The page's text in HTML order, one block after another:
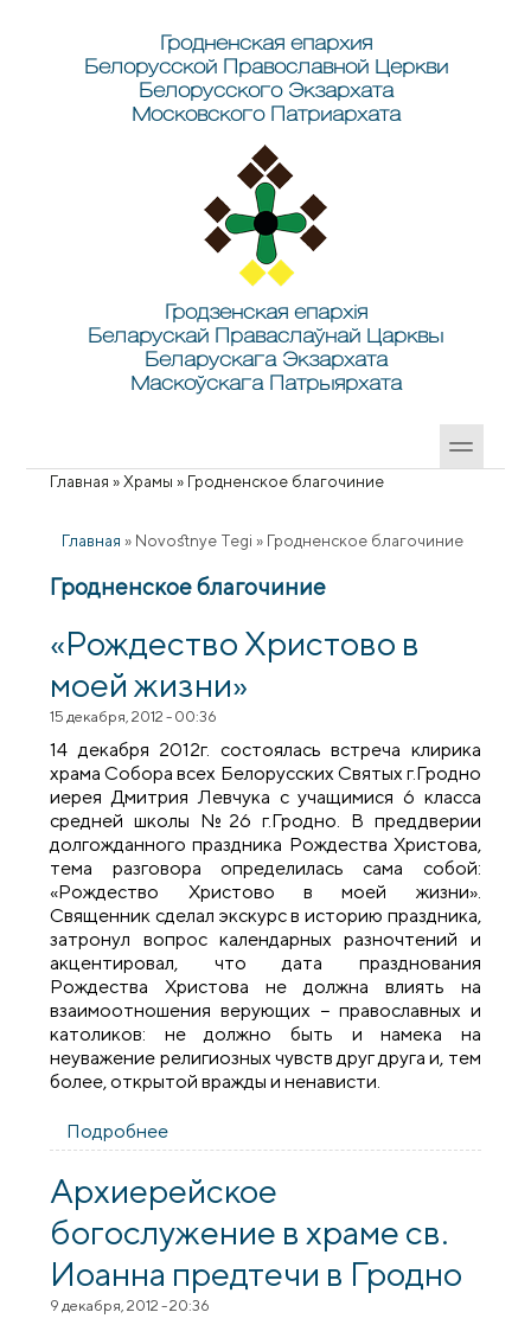
Гродненская епархия
Белорусской Православной Церкви
Белорусского Экзархата
Московского Патриархата
Гродзенская епархія
Беларускай Праваслаўнай Царквы
Беларускага Экзархата
Маскоўскага Патрыярхата
Вы здесь
Главная »Храмы » Гродненское благочиние
Главная » Novostnye Tegi » Гродненское благочиние
Гродненское благочиние
«Рождество Христово в
моей жизни»
15 декабря, 2012 - 00:36
14 декабря 2012г. состоялась встреча клирика
храма Собора всех Белорусских Святых г.Гродно
иерея Дмитрия Левчука с учащимися 6 класса
средней школы №26 г.Гродно. В преддверии
долгожданного праздника Рождества Христова,
тема разговора определилась сама собой:
«Рождество Христово в моей жизни».
Священник сделал экскурс в историю праздника,
затронул вопрос календарных разночтений и
акцентировал, что дата празднования
Рождества Христова не должна влиять на
взаимоотношения верующих − православных и
католиков: не должно быть и намека на
неуважение религиозных чувств друг друга и, тем
более, открытой вражды и ненависти.
Подробнее
Архиерейское
богослужение в храме св.
Иоанна предтечи в Гродно
9 декабря, 2012 - 20:36